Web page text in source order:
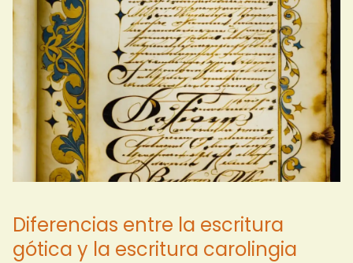
Diferencias entre la escritura
gótica y la escritura carolingia